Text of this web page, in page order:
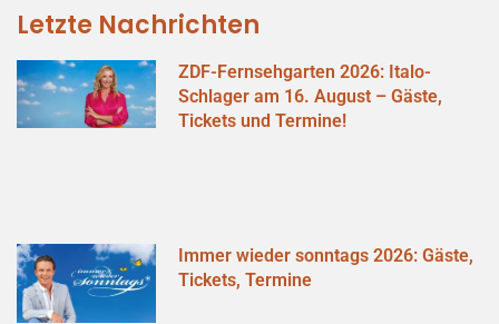
Letzte Nachrichten
ZDF-Fernsehgarten 2026: Italo-
Schlager am 16. August – Gäste,
Tickets und Termine!
Immer wieder sonntags 2026: Gäste,
Tickets, Termine